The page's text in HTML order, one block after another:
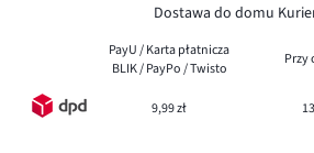
Dostawa do domu
PayU / Karta płatnicza
BLIK / PayPo / Twisto
Przy
9,99 zł